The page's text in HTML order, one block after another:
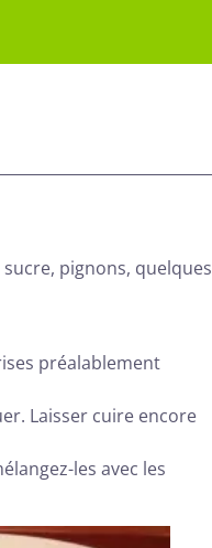
pignons, quelques
préalablement
Laisser cuire encore
les avec les